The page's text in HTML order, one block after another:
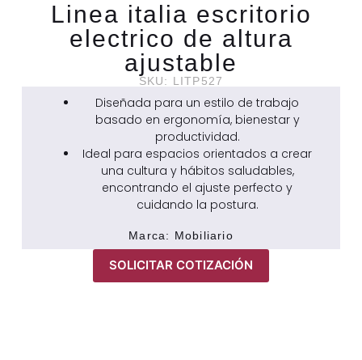
Linea italia escritorio
electrico de altura
ajustable
SKU: LITP527
Diseñada para un estilo de trabajo
basado en ergonomía, bienestar y
productividad.
Ideal para espacios orientados a crear
una cultura y hábitos saludables,
encontrando el ajuste perfecto y
cuidando la postura.
Marca: Mobiliario
SOLICITAR COTIZACIÓN